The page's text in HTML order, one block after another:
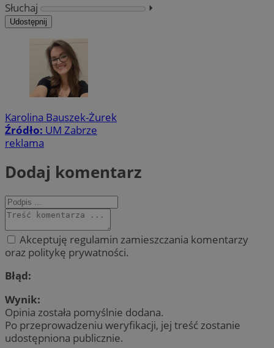
Słuchaj
⏵︎
Udostępnij
Karolina Bauszek-Żurek
Źródło: UM Zabrze
reklama
Dodaj komentarz
Akceptuję regulamin zamieszczania komentarzy
oraz politykę prywatności.
Błąd:
Wynik:
Opinia została pomyślnie dodana.
Po przeprowadzeniu weryfikacji, jej treść zostanie
udostępniona publicznie.